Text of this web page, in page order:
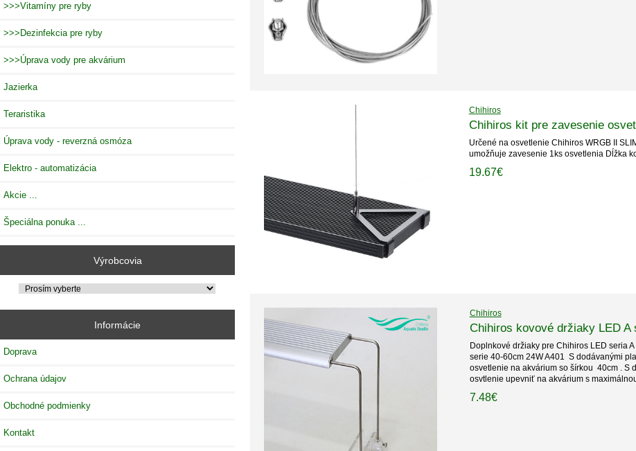
>>>Vitamíny pre ryby
>>>Dezinfekcia pre ryby
>>>Úprava vody pre akvárium
Jazierka
Teraristika
Úprava vody - reverzná osmóza
Elektro - automatizácia
Akcie ...
Špeciálna ponuka ...
Výrobcovia
Informácie
Doprava
Ochrana údajov
Obchodné podmienky
Kontakt
Chihiros
Chihiros kit pre zavesenie
Určené na osvetlenie Chihiros WRGB II
umožňuje zavesenie 1ks osvetlenia Dĺžka
19.67€
Chihiros
Chihiros kovové držiaky LED A
Doplnkové držiaky pre Chihiros LED seria
serie 40-60cm 24W A401 S dodávanými
osvetlenie na akvárium so šírkou 40cm . S
osvtlenie upevniť na akvárium s
7.48€